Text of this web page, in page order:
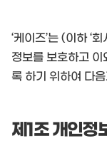
‘케이즈’는 (이하 ‘
정보를 보호하고
록 하기 위하여 다
제1조 개인정